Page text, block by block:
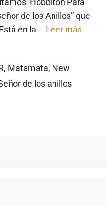
de los Anillos” que
en la … Leer más
, Matamata, New
de los anillos